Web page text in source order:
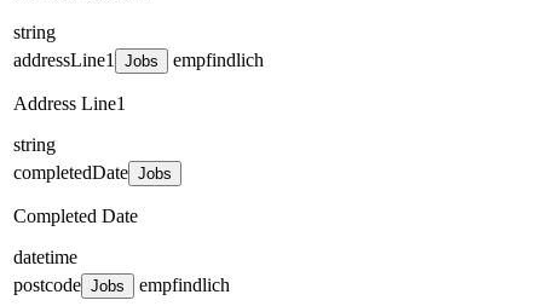
string
addressLine1
Jobs empfindlich
Address Line1
string
completedDate Jobs
Completed Date
datetime
postcode Jobs empfindlich